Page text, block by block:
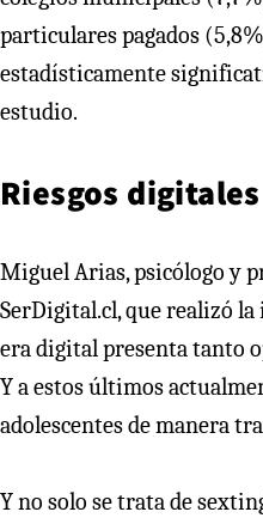
particulares pagados
estadísticamente
estudio.
Riesgos digitales
Miguel Arias, psicólogo y
SerDigital.cl, que realizó
era digital presenta tanto
Y a estos últimos
adolescentes de manera
Y no solo se trata de